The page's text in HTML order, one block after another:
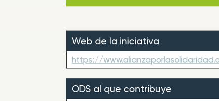
Web de la iniciativa
https://
ODS al que contribuye